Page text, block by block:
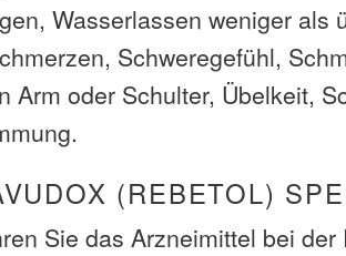
Wasserlassen weniger als
Schweregefühl,
Arm oder Schulter, Übelkeit,
(REBETOL)
Sie das Arzneimittel bei